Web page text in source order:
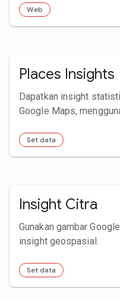
Web
Places Insights
Dapatkan insight
Google Maps,
Set data
Insight Citra
Gunakan gambar
insight geospasial.
Set data